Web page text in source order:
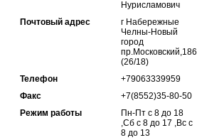
Нурисламович
Почтовый адрес
г Набережные
Челны-Новый
город
пр.Московский,186
(26/18)
Телефон
+79063339959
Факс
+7(8552)35-80-50
Режим работы
Пн-Пт с 8 до 18
,Сб с 8 до 17 ,Вс с
8 до 13